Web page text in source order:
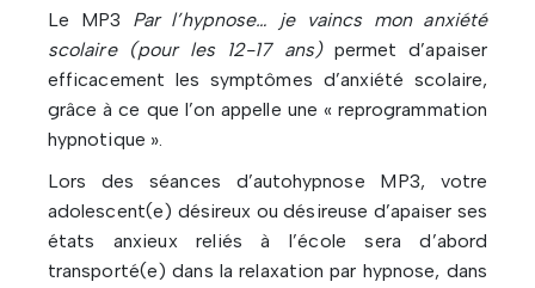
Le MP3 Par l’hypnose… je vaincs mon anxiété
scolaire (pour les 12-17 ans)permet d’apaiser
efficacement les symptômes d’anxiété scolaire,
grâce à ce que l’on appelle une « reprogrammation
hypnotique ».
Lors des séances d’autohypnose MP3, votre
adolescent(e) désireux ou désireuse d’apaiser ses
états anxieux reliés à l’école sera d’abord
transporté(e) dans la relaxation par hypnose, dans